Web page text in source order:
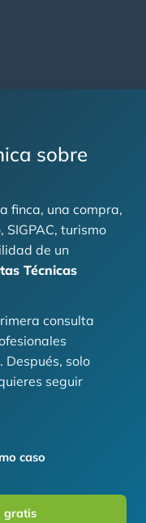
sobre
finca, una compra,
turismo
de un
Técnicas
consulta
Después, solo
seguir
caso
gratis